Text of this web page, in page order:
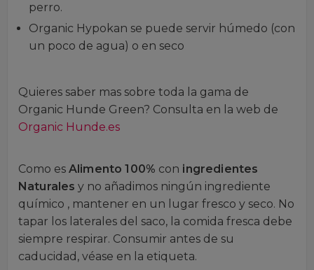
perro.
Organic Hypokan se puede servir húmedo (con
un poco de agua) o en seco
Quieres saber mas sobre toda la gama de
Organic Hunde Green? Consulta en la web de
Organic Hunde.es
Como es Alimento 100% con ingredientes
Naturales y no añadimos ningún ingrediente
químico , mantener en un lugar fresco y seco. No
tapar los laterales del saco, la comida fresca debe
siempre respirar. Consumir antes de su
caducidad, véase en la etiqueta.